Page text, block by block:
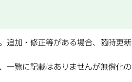
追加・修正等がある場合、随時更新
一覧に記載はありませんが無償化の